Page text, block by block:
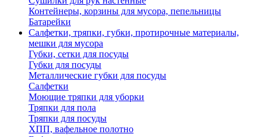
Контейнеры, корзины для мусора, пепельницы
Батарейки
Салфетки, тряпки, губки, протирочные материалы,
мешки для мусора
Губки, сетки для посуды
Губки для посуды
Металлические губки для посуды
Салфетки
Моющие тряпки для уборки
Тряпки для пола
Тряпки для посуды
ХПП, вафельное полотно